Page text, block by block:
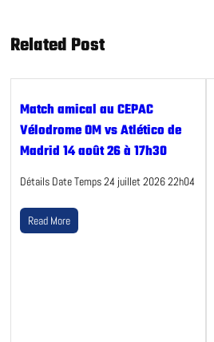
Related Post
Match amical au CEPAC
Vélodrome OM vs Atlético de
Madrid 14 août 26 à 17h30
Détails Date Temps 24 juillet 2026 22h04
Read More